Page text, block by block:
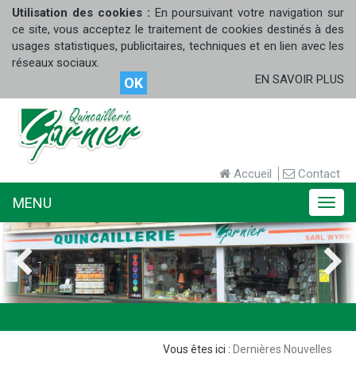
Utilisation des cookies : En poursuivant votre navigation sur
ce site, vous acceptez le traitement de cookies destinés à des
usages statistiques, publicitaires, techniques et en lien avec les
réseaux sociaux.
OK EN SAVOIR PLUS
Accueil Contact
MENU
MENU
Dernières Nouvelles